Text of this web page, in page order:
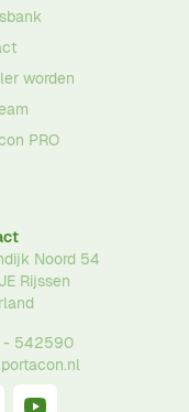
worden
PRO
Noord 54
Rijssen
- 542590